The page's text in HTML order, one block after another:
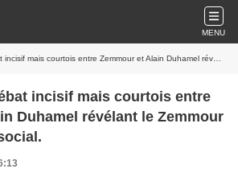
MENU
courtois entre Zemmour et Alain Duhamel révélant le Zemmour économique et social.
incisif mais courtois entre
Duhamel révélant le Zemmour